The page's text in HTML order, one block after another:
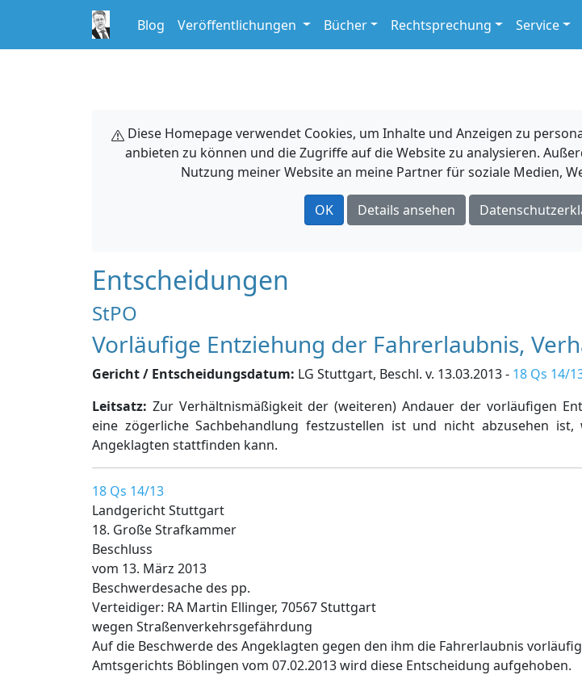
Blog Veröffentlichungen Bücher Rechtsprechung Service
Diese Homepage verwendet Cookies, um Inhalte und Anzeigen zu
anbieten zu können und die Zugriffe auf die Website zu analysieren.
Nutzung meiner Website an meine Partner für soziale Medien,
OK Details ansehen
Entscheidungen
StPO
Vorläufige Entziehung der Fahrerlaubnis,
Gericht / Entscheidungsdatum: LG Stuttgart, Beschl. v. 13.03.2013 - 18 Qs 14/
Leitsatz: Zur Verhältnismäßigkeit der (weiteren) Andauer der vorläufigen
eine zögerliche Sachbehandlung festzustellen ist und nicht abzusehen
Angeklagten stattfinden kann.
18 Qs 14/13
Landgericht Stuttgart
18. Große Strafkammer
Beschluss
vom 13. März 2013
Beschwerdesache des pp.
Verteidiger: RA Martin Ellinger, 70567 Stuttgart
wegen Straßenverkehrsgefährdung
Auf die Beschwerde des Angeklagten gegen den ihm die Fahrerlaubnis
Amtsgerichts Böblingen vom 07.02.2013 wird diese Entscheidung aufgehoben.